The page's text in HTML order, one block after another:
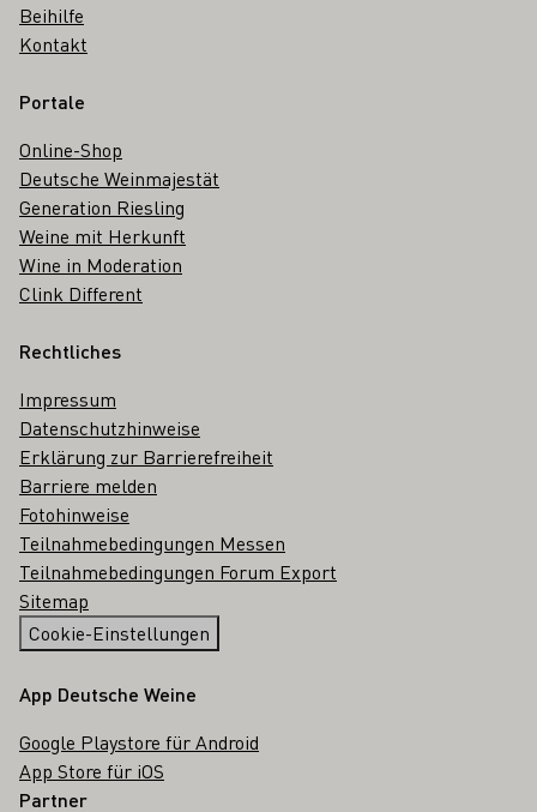
Beihilfe
Kontakt
Portale
Online-Shop
Deutsche Weinmajestät
Generation Riesling
Weine mit Herkunft
Wine in Moderation
Clink Different
Rechtliches
Impressum
Datenschutzhinweise
Erklärung zur Barrierefreiheit
Barriere melden
Fotohinweise
Teilnahmebedingungen Messen
Teilnahmebedingungen Forum Export
Sitemap
Cookie-Einstellungen
App Deutsche Weine
Google Playstore für Android
App Store für iOS
Partner